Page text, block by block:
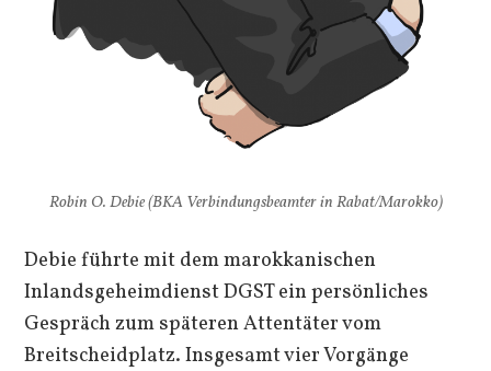
Robin O. Debie (BKA Verbindungsbeamter in Rabat/Marokko)
Debie führte mit dem marokkanischen
Inlandsgeheimdienst DGST ein persönliches
Gespräch zum späteren Attentäter vom
Breitscheidplatz. Insgesamt vier Vorgänge